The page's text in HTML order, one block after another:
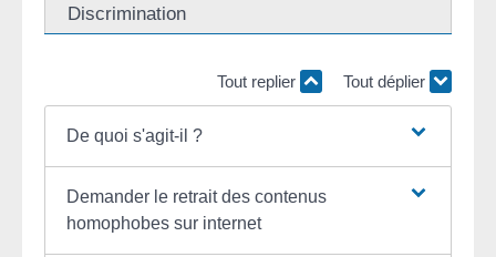
Discrimination
Tout replier Tout déplier
De quoi s'agit-il ?
Demander le retrait des contenus
homophobes sur internet